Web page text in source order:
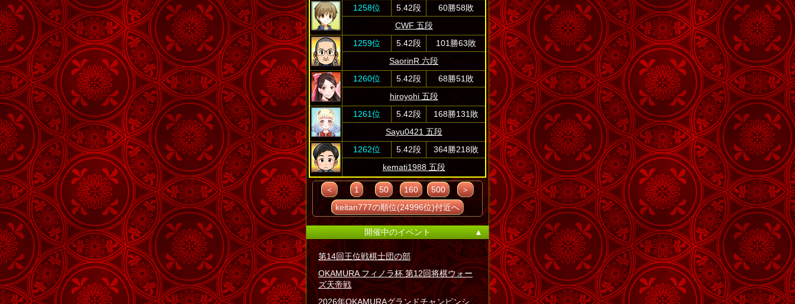
1258位
5.42段
60勝58敗
CWF 五段
1259位
5.42段
101勝63敗
SaorinR 六段
1260位
5.42段
68勝51敗
hiroyohi 五段
1261位
5.42段
168勝131敗
Sayu0421 五段
1262位
5.42段
364勝218敗
kemati1988 五段
＜ 1 50 160 500
＞
keitan777の順位(24996位)付近へ
開催中のイベント ▲
第14回王位戦棋士団の部
OKAMURA フィノラ杯 第12回将棋ウォー
ズ天帝戦
2026年OKAMURAグランドチャンピンシ